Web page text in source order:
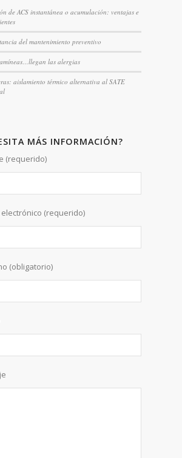
de ACS instantánea o acumulación: ventajas e
del mantenimiento preventivo
las alergias
aislamiento térmico alternativa al SATE
MÁS INFORMACIÓN?
(requerido)
(requerido)
(obligatorio)